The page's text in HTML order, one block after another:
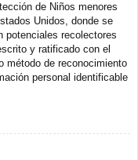
de Niños menores
Unidos, donde se
recolectores
y ratificado con el
método de reconocimiento
personal identificable